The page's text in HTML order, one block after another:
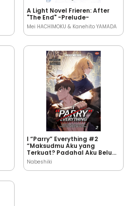
A Light Novel Frieren: After
"The End" -Prelude-
Mei HACHIMOKU & Kanehito YAMADA
I “Parry” Everything #2
“Maksudmu Aku yang
Terkuat? Padahal Aku Belum
Jadi Petualang!”
Nabeshiki